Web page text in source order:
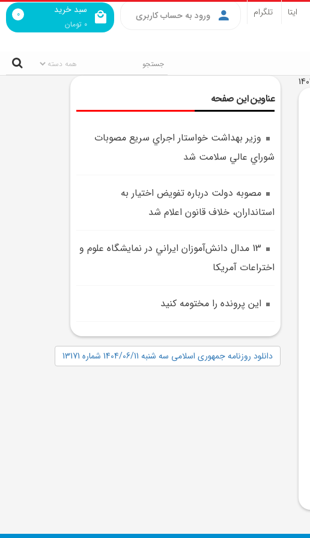
سبد خرید
0 تومان
0 ورود به حساب کاربری ایتا تلگرام
عناوین این صفحه
وزير بهداشت خواستار اجراي سريع مصوبات
شوراي عالي سلامت شد
مصوبه دولت درباره تفويض اختيار به
استانداران، خلاف قانون اعلام شد
13 مدال دانش‌آموزان ايراني در نمايشگاه علوم و
اختراعات آمريکا
اين پرونده را مختومه کنيد
دانلود روزنامه جمهوری اسلامی سه شنبه 1404/06/11 شماره 13171